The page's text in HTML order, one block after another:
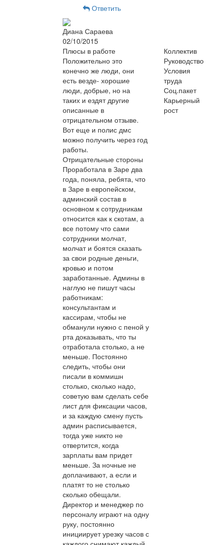
Ответить
Диана Сараева
02/10/2015
Плюсы в работе
Положительно это
конечно же люди, они
есть везде- хорошие
люди, добрые, но на
таких и ездят другие
описанные в
отрицательном отзыве.
Вот еще и полис дмс
можно получить через год
работы.
Отрицательные стороны
Проработала в Заре два
года, поняла, ребята, что
в Заре в европейском,
админский состав в
основном к сотрудникам
относится как к скотам, а
все потому что сами
сотрудники молчат,
молчат и боятся сказать
за свои родные деньги,
кровью и потом
заработанные. Админы в
наглую не пишут часы
работникам:
консультантам и
кассирам, чтобы не
обманули нужно с пеной у
рта доказывать, что ты
отработала столько, а не
меньше. Постоянно
следить, чтобы они
писали в коммишн
столько, сколько надо,
советую вам сделать себе
лист для фиксации часов,
и за каждую смену пусть
админ расписывается,
тогда уже никто не
отвертится, когда
зарплаты вам придет
меньше. За ночные не
доплачивают, а если и
платят то не столько
сколько обещали.
Директор и менеджер по
персоналу играют на одну
руку, постоянно
инициирует урезку часов с
Коллектив
Руководство
Условия
труда
Соц.пакет
Карьерный
рост